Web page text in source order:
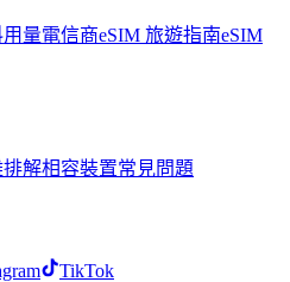
量電信商eSIM 旅遊指南eSIM
解相容裝置常見問題
TikTok